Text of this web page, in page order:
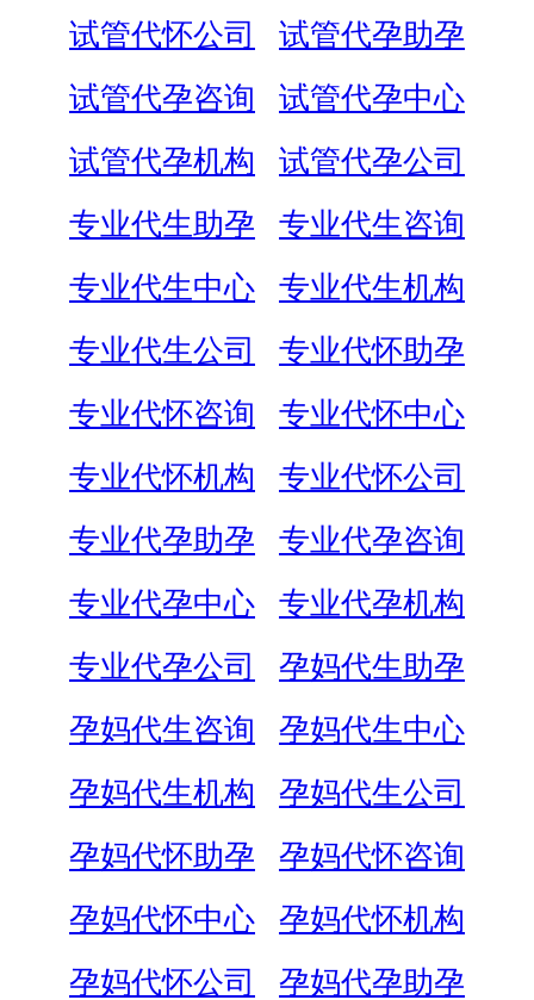
试管代怀公司
试管代孕助孕
试管代孕咨询
试管代孕中心
试管代孕机构
试管代孕公司
专业代生助孕
专业代生咨询
专业代生中心
专业代生机构
专业代生公司
专业代怀助孕
专业代怀咨询
专业代怀中心
专业代怀机构
专业代怀公司
专业代孕助孕
专业代孕咨询
专业代孕中心
专业代孕机构
专业代孕公司
孕妈代生助孕
孕妈代生咨询
孕妈代生中心
孕妈代生机构
孕妈代生公司
孕妈代怀助孕
孕妈代怀咨询
孕妈代怀中心
孕妈代怀机构
孕妈代怀公司
孕妈代孕助孕